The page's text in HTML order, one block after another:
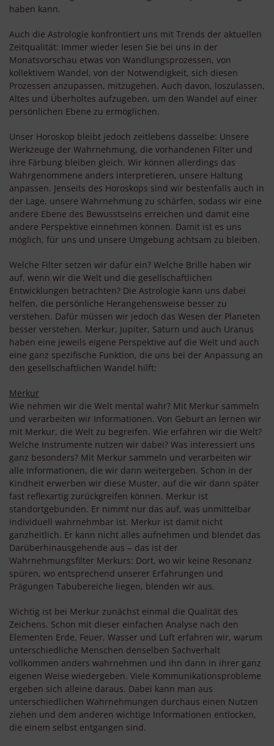
haben kann.
Auch die Astrologie konfrontiert uns mit Trends der aktuellen
Zeitqualität: Immer wieder lesen Sie bei uns in der
Monatsvorschau etwas von Wandlungsprozessen, von
kollektivem Wandel, von der Notwendigkeit, sich diesen
Prozessen anzupassen, mitzugehen. Auch davon, loszulassen,
Altes und Überholtes aufzugeben, um den Wandel auf einer
persönlichen Ebene zu ermöglichen.
Unser Horoskop bleibt jedoch zeitlebens dasselbe: Unsere
Werkzeuge der Wahrnehmung, die vorhandenen Filter und
ihre Färbung bleiben gleich. Wir können allerdings das
Wahrgenommene anders interpretieren, unsere Haltung
anpassen. Jenseits des Horoskops sind wir bestenfalls auch in
der Lage, unsere Wahrnehmung zu schärfen, sodass wir eine
andere Ebene des Bewusstseins erreichen und damit eine
andere Perspektive einnehmen können. Damit ist es uns
möglich, für uns und unsere Umgebung achtsam zu bleiben.
Welche Filter setzen wir dafür ein? Welche Brille haben wir
auf, wenn wir die Welt und die gesellschaftlichen
Entwicklungen betrachten? Die Astrologie kann uns dabei
helfen, die persönliche Herangehensweise besser zu
verstehen. Dafür müssen wir jedoch das Wesen der Planeten
besser verstehen. Merkur, Jupiter, Saturn und auch Uranus
haben eine jeweils eigene Perspektive auf die Welt und auch
eine ganz spezifische Funktion, die uns bei der Anpassung an
den gesellschaftlichen Wandel hilft:
Merkur
Wie nehmen wir die Welt mental wahr? Mit Merkur sammeln
und verarbeiten wir Informationen. Von Geburt an lernen wir
mit Merkur, die Welt zu begreifen. Wie erfahren wir die Welt?
Welche Instrumente nutzen wir dabei? Was interessiert uns
ganz besonders? Mit Merkur sammeln und verarbeiten wir
alle Informationen, die wir dann weitergeben. Schon in der
Kindheit erwerben wir diese Muster, auf die wir dann später
fast reflexartig zurückgreifen können. Merkur ist
standortgebunden. Er nimmt nur das auf, was unmittelbar
individuell wahrnehmbar ist. Merkur ist damit nicht
ganzheitlich. Er kann nicht alles aufnehmen und blendet das
Darüberhinausgehende aus ‒ das ist der
Wahrnehmungsfilter Merkurs: Dort, wo wir keine Resonanz
spüren, wo entsprechend unserer Erfahrungen und
Prägungen Tabubereiche liegen, blenden wir aus.
Wichtig ist bei Merkur zunächst einmal die Qualität des
Zeichens. Schon mit dieser einfachen Analyse nach den
Elementen Erde, Feuer, Wasser und Luft erfahren wir, warum
unterschiedliche Menschen denselben Sachverhalt
vollkommen anders wahrnehmen und ihn dann in ihrer ganz
eigenen Weise wiedergeben. Viele Kommunikationsprobleme
ergeben sich alleine daraus. Dabei kann man aus
unterschiedlichen Wahrnehmungen durchaus einen Nutzen
ziehen und dem anderen wichtige Informationen entlocken,
die einem selbst entgangen sind.